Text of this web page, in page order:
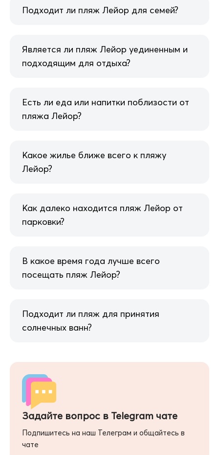
Подходит ли пляж Лейор для семей?
Является ли пляж Лейор уединенным и
подходящим для отдыха?
Есть ли еда или напитки поблизости от
пляжа Лейор?
Какое жилье ближе всего к пляжу
Лейор?
Как далеко находится пляж Лейор от
парковки?
В какое время года лучше всего
посещать пляж Лейор?
Подходит ли пляж для принятия
солнечных ванн?
Задайте вопрос в Telegram чате
Подпишитесь на наш Телеграм и общайтесь в
чате